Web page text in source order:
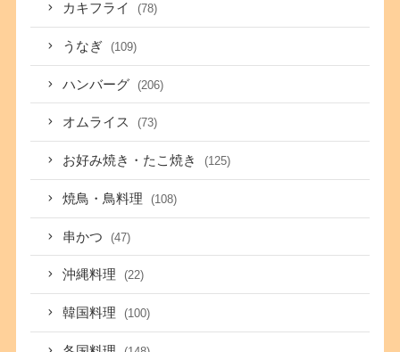
カキフライ (78)
うなぎ (109)
ハンバーグ (206)
オムライス (73)
お好み焼き・たこ焼き (125)
焼鳥・鳥料理 (108)
串かつ (47)
沖縄料理 (22)
韓国料理 (100)